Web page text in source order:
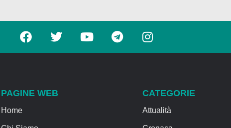
PAGINE WEB
Home
CATEGORIE
Attualità